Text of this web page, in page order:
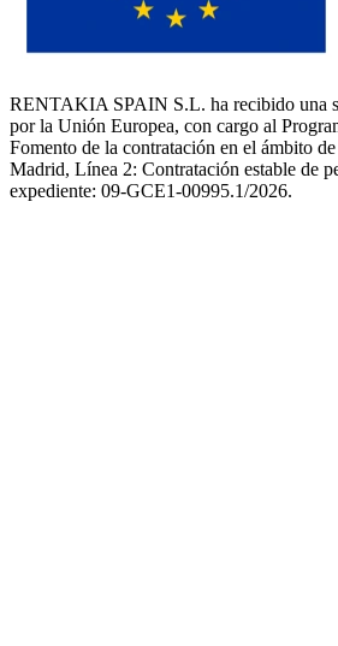
RENTAKIA SPAIN S.L. ha recibido una
por la Unión Europea, con cargo al
Fomento de la contratación en el ámbito
Madrid, Línea 2: Contratación estable de
expediente: 09-GCE1-00995.1/2026.